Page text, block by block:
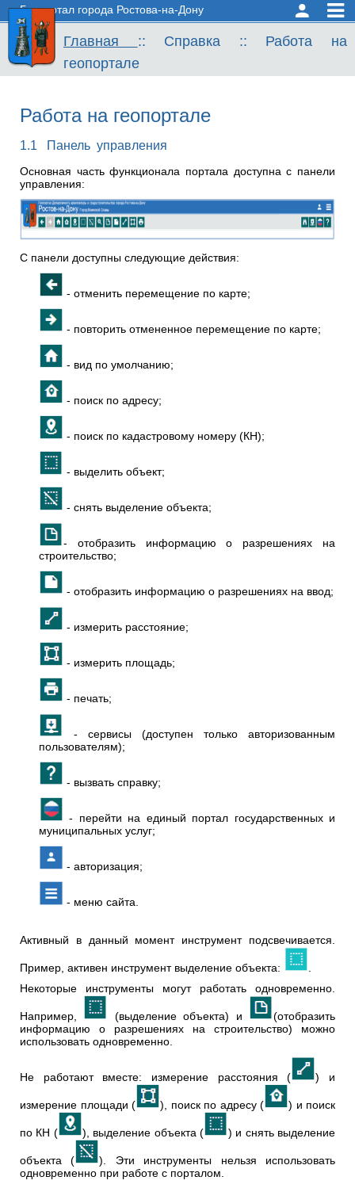
Структура Департамента
Информационные ресурсы
Новости
Вакансии
Геопортал города Ростова-на-Дону
Главная :: Справка :: Работа на
геопортале
Работа на геопортале
1.1 Панель управления
Основная часть функционала портала доступна с панели
управления:
С панели доступны следующие действия:
- отменить перемещение по карте;
- повторить отмененное перемещение по карте;
- вид по умолчанию;
- поиск по адресу;
- поиск по кадастровому номеру (КН);
- выделить объект;
- снять выделение объекта;
- отобразить информацию о разрешениях на
строительство;
- отобразить информацию о разрешениях на ввод;
- измерить расстояние;
- измерить площадь;
- печать;
- сервисы (доступен только авторизованным
пользователям);
- вызвать справку;
- перейти на единый портал государственных и
муниципальных услуг;
- авторизация;
- меню сайта.
Активный в данный момент инструмент подсвечивается.
Пример, активен инструмент выделение объекта:
Некоторые инструменты могут работать одновременно.
Например, (выделение объекта) и
(отобразить
информацию о разрешениях на строительство) можно
использовать одновременно.
Не работают вместе: измерение расстояния ( ) и
измерение площади ( ), поиск по адресу ( ) и поиск
по КН ( ), выделение объекта ( ) и снять выделение
объекта (
). Эти инструменты нельзя использовать
одновременно при работе с порталом.